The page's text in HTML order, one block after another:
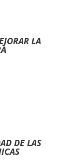
LA
DE LAS